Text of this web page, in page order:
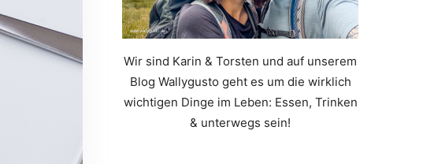
Wir sind Karin & Torsten und auf unserem
Blog Wallygusto geht es um die wirklich
wichtigen Dinge im Leben: Essen, Trinken
& unterwegs sein!